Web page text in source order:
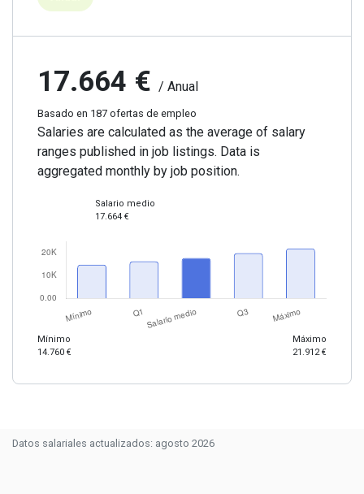
17.664 € / Anual
Basado en 187 ofertas de empleo
Salaries are calculated as the average of salary
ranges published in job listings. Data is
aggregated monthly by job position.
Mínimo
14.760 €
Salario medio
17.664 €
Máximo
21.912 €
Datos salariales actualizados: agosto 2026